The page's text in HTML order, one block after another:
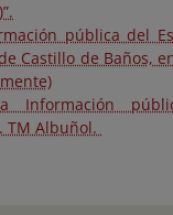
pública del
Castillo de Baños,
Información
TM Albuñol.